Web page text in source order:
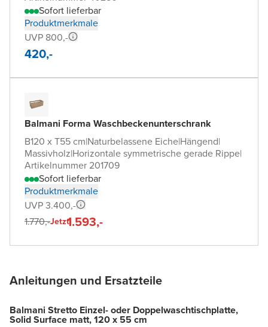
Sofort lieferbar
Produktmerkmale
UVP 800,-
420,-
Balmani Forma Waschbeckenunterschrank
B120 x T55 cm|Naturbelassene Eiche|Hängend|
Massivholz|Horizontale symmetrische gerade Rippe|
Artikelnummer 201709
Sofort lieferbar
Produktmerkmale
UVP 3.400,-
1.770,-Jetzt1.593,-
Anleitungen und Ersatzteile
Balmani Stretto Einzel- oder Doppelwaschtischplatte,
Solid Surface matt, 120 x 55 cm